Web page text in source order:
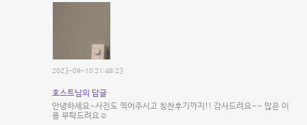
2023-09-10 21:48:23
호스트님의 답글
안녕하세요~사진도 찍어주시고 칭찬후기까지!! 감사드려요~~ 많은 이
용 부탁드려요☺️